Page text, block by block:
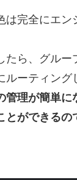
完全にエン
たら、グル
ルーティング
管理が簡単に
とができる